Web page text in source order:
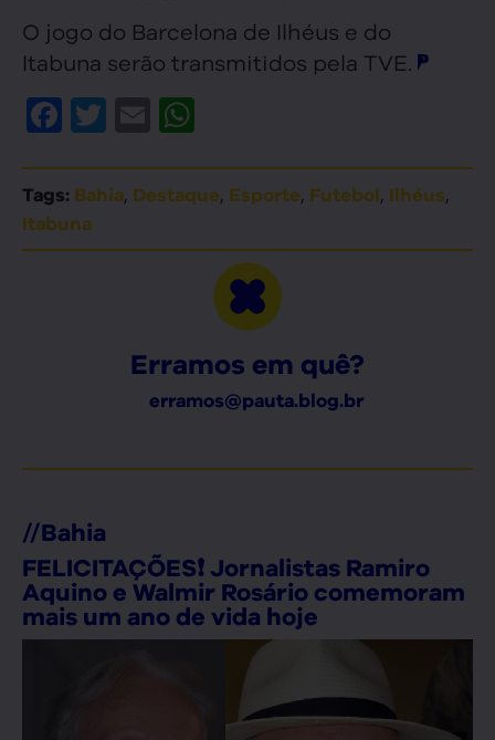
O jogo do Barcelona de Ilhéus e do
Itabuna serão transmitidos pela TVE.
Facebook
Twitter
Email
Tags: Bahia, Destaque, Esporte, Futebol, Ilhéus,
Itabuna
Erramos em quê?
erramos@pauta.blog.br
//Bahia
FELICITAÇÕES❗ Jornalistas Ramiro
Aquino e Walmir Rosário comemoram
mais um ano de vida hoje